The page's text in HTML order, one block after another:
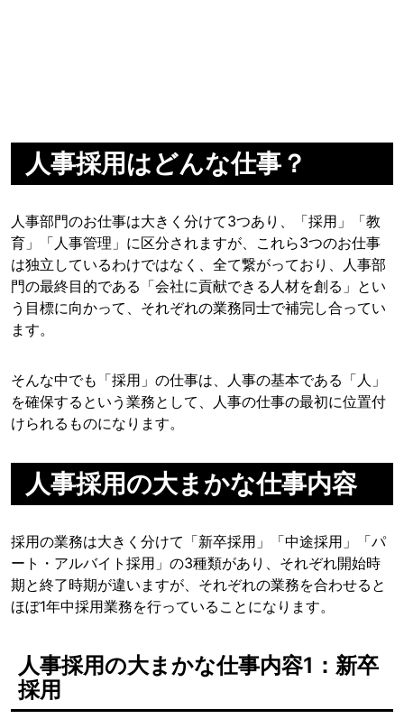
人事採用はどんな仕事？
人事部門のお仕事は大きく分けて3つあり、「採用」「教
育」「人事管理」に区分されますが、これら3つのお仕事
は独立しているわけではなく、全て繋がっており、人事部
門の最終目的である「会社に貢献できる人材を創る」とい
う目標に向かって、それぞれの業務同士で補完し合ってい
ます。
そんな中でも「採用」の仕事は、人事の基本である「人」
を確保するという業務として、人事の仕事の最初に位置付
けられるものになります。
人事採用の大まかな仕事内容
採用の業務は大きく分けて「新卒採用」「中途採用」「パ
ート・アルバイト採用」の3種類があり、それぞれ開始時
期と終了時期が違いますが、それぞれの業務を合わせると
ほぼ1年中採用業務を行っていることになります。
人事採用の大まかな仕事内容1：新卒
採用